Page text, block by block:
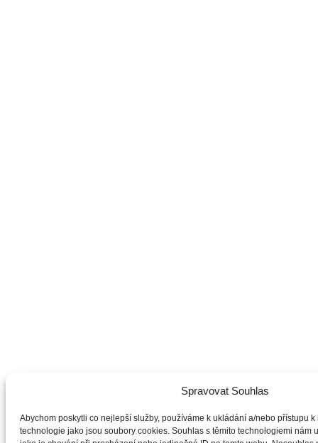
Spravovat Souhlas
Abychom poskytli co nejlepší služby, používáme k ukládání a/nebo přístupu
technologie jako jsou soubory cookies. Souhlas s těmito technologiemi nám